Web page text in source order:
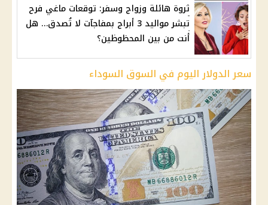
ثروة هائلة وزواج وسفر: توقعات ماغي فرح
تبشر مواليد 3 أبراج بمفاجآت لا تُصدق… هل
أنت من بين المحظوظين؟
سعر الدولار اليوم في السوق السوداء